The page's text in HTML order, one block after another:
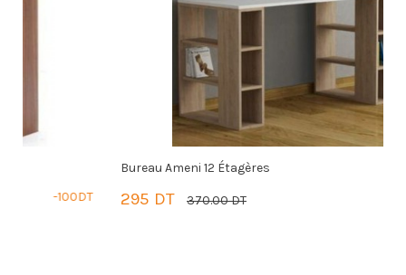
Bureau Ameni 12 Étagères
295 DT 370.00 DT
PANIER